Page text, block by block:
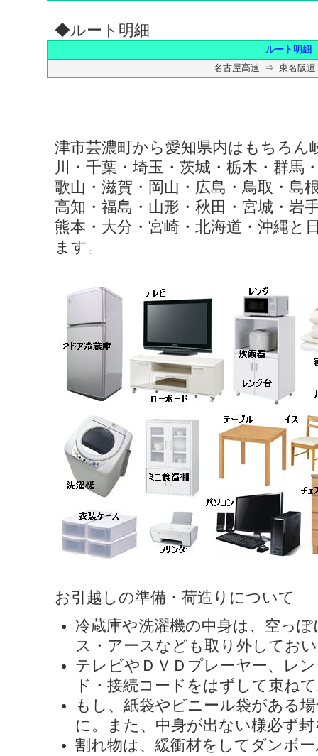
◆ルート明細
ルート明細
名古屋高速 ⇒ 東名阪
津市芸濃町から愛知県内はもちろん
川・千葉・埼玉・茨城・栃木・群馬
歌山・滋賀・岡山・広島・鳥取・島
高知・福島・山形・秋田・宮城・岩
熊本・大分・宮崎・北海道・沖縄と
ます。
お引越しの準備・荷造りについて
冷蔵庫や洗濯機の中身は、空っ
ス・アースなども取り外してお
テレビやＤＶＤプレーヤー、レ
ド・接続コードをはずして束ね
もし、紙袋やビニール袋がある
に。また、中身が出ない様必ず
割れ物は、緩衝材をしてダンボ